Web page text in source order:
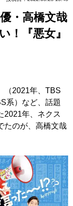
・高橋文哉
！『悪女』
（2021年、TBS
系）など、話題
2021年、ネクス
たのが、高橋文哉